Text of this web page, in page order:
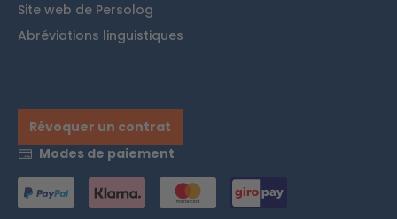
Site web de Persolog
Abréviations linguistiques
Révoquer un contrat
Modes de paiement